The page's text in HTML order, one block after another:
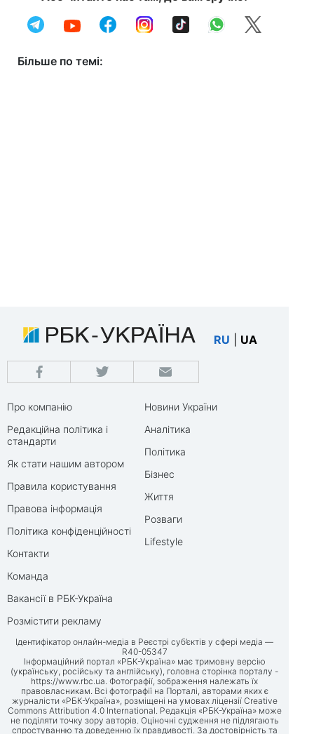
Більше по темі:
RU UA
Про компанію
Редакційна політика і
стандарти
Як стати нашим автором
Правила користування
Правова інформація
Політика конфіденційності
Контакти
Команда
Вакансії в РБК-Україна
Розмістити рекламу
Новини України
Аналітика
Політика
Бізнес
Життя
Розваги
Lifestyle
Ідентифікатор онлайн-медіа в Реєстрі суб’єктів у сфері медіа —
R40-05347
Інформаційний портал «РБК-Україна» має тримовну версію
(українську, російську та англійську), головна сторінка порталу -
https://www.rbc.ua. Фотографії, зображення належать їх
правовласникам. Всі фотографії на Порталі, авторами яких є
журналісти «РБК-Україна», розміщені на умовах ліцензії Creative
Commons Attribution 4.0 International. Редакція «РБК-Україна» може
не поділяти точку зору авторів. Оціночні судження не підлягають
спростуванню та доведенню їх правдивості. За достовірність та